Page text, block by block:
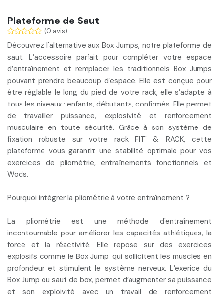
Plateforme de Saut
(0 avis)
Découvrez l'alternative aux Box Jumps, notre plateforme de
saut. L’accessoire parfait pour compléter votre espace
d’entraînement et remplacer les traditionnels Box Jumps
pouvant prendre beaucoup d’espace. Elle est conçue pour
être réglable le long du pied de votre rack, elle s’adapte à
tous les niveaux : enfants, débutants, confirmés. Elle permet
de travailler puissance, explosivité et renforcement
musculaire en toute sécurité. Grâce à son système de
fixation robuste sur votre rack FIT' & RACK, cette
plateforme vous garantit une stabilité optimale pour vos
exercices de pliométrie, entraînements fonctionnels et
Wods.
Pourquoi intégrer la pliométrie à votre entraînement ?
La pliométrieest une méthode d'entraînement
incontournable pour améliorer les capacités athlétiques, la
force et la réactivité. Elle repose sur des exercices
explosifs comme le Box Jump, qui sollicitent les muscles en
profondeur et stimulent le système nerveux. L’exerice du
Box Jump ou saut de box, permet d’augmenter sa puissance
et son exploivité avec un travail de renforcement